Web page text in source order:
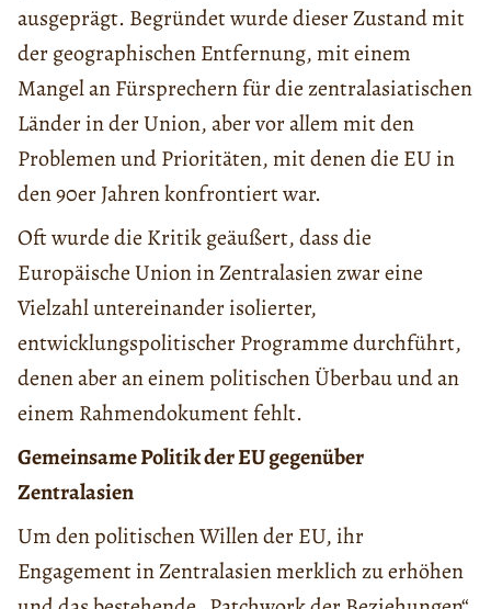
ausgeprägt. Begründet wurde dieser Zustand mit
der geographischen Entfernung, mit einem
Mangel an Fürsprechern für die zentralasiatischen
Länder in der Union, aber vor allem mit den
Problemen und Prioritäten, mit denen die EU in
den 90er Jahren konfrontiert war.
Oft wurde die Kritik geäußert, dass die
Europäische Union in Zentralasien zwar eine
Vielzahl untereinander isolierter,
entwicklungspolitischer Programme durchführt,
denen aber an einem politischen Überbau und an
einem Rahmendokument fehlt.
Gemeinsame Politik der EU gegenüber
Zentralasien
Um den politischen Willen der EU, ihr
Engagement in Zentralasien merklich zu erhöhen